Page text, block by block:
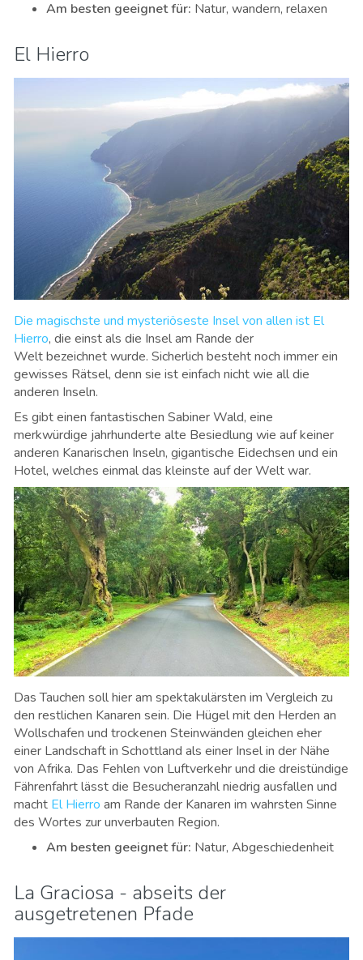
Am besten geeignet für: Natur, wandern, relaxen
El Hierro
Die magischste und mysteriöseste Insel von allen ist El
Hierro, die einst als die Insel am Rande der
Welt bezeichnet wurde. Sicherlich besteht noch immer ein
gewisses Rätsel, denn sie ist einfach nicht wie all die
anderen Inseln.
Es gibt einen fantastischen Sabiner Wald, eine
merkwürdige jahrhunderte alte Besiedlung wie auf keiner
anderen Kanarischen Inseln, gigantische Eidechsen und ein
Hotel, welches einmal das kleinste auf der Welt war.
Das Tauchen soll hier am spektakulärsten im Vergleich zu
den restlichen Kanaren sein. Die Hügel mit den Herden an
Wollschafen und trockenen Steinwänden gleichen eher
einer Landschaft in Schottland als einer Insel in der Nähe
von Afrika. Das Fehlen von Luftverkehr und die dreistündige
Fährenfahrt lässt die Besucheranzahl niedrig ausfallen und
macht El Hierro am Rande der Kanaren im wahrsten Sinne
des Wortes zur unverbauten Region.
Am besten geeignet für: Natur, Abgeschiedenheit
La Graciosa - abseits der
ausgetretenen Pfade